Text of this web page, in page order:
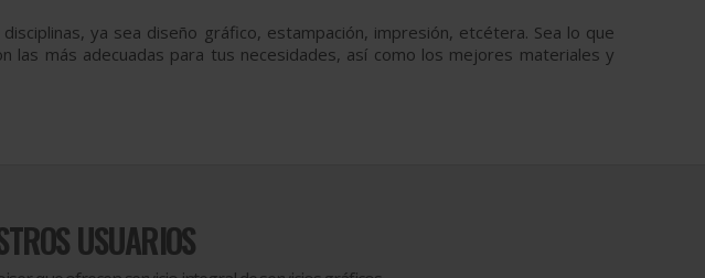
ya sea diseño gráfico, estampación, impresión, etcétera. Sea lo que
más adecuadas para tus necesidades, así como los mejores materiales y
USUARIOS